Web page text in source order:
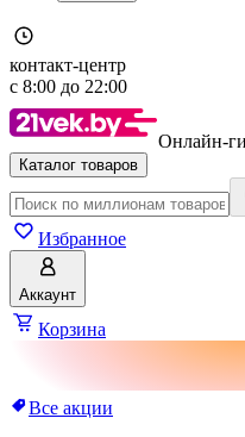
контакт-центр
с 8:00 до 22:00
Онлайн-
Каталог товаров
Избранное
Аккаунт
Корзина
Все акции